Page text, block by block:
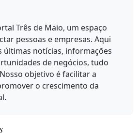
Três de Maio, um espaço
pessoas e empresas. Aqui
últimas notícias, informações
de negócios, tudo
objetivo é facilitar a
o crescimento da